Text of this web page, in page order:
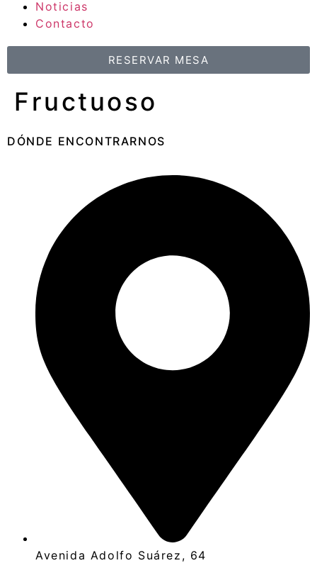
Noticias
Contacto
RESERVAR MESA
Fructuoso
DÓNDE ENCONTRARNOS
Avenida Adolfo Suárez, 64